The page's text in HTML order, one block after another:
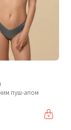
пуш-апом